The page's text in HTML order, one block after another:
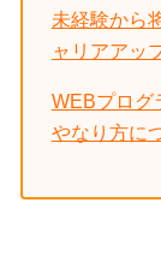
未経験から
ャリアアッ
WEBプログ
やなり方に